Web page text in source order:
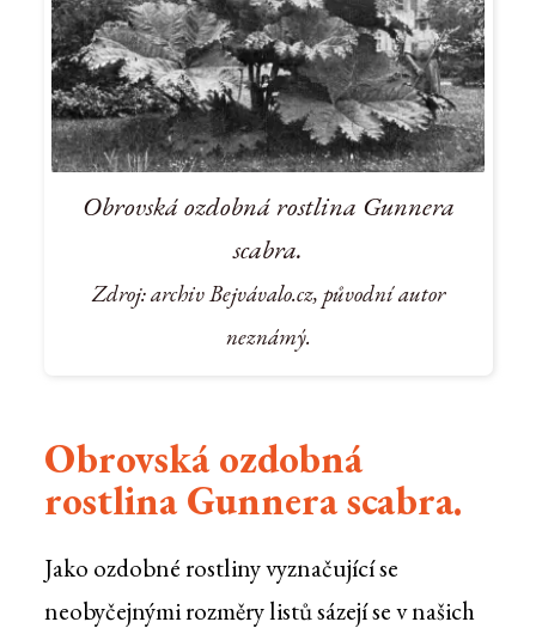
Obrovská ozdobná rostlina Gunnera
scabra.
Zdroj: archiv Bejvávalo.cz, původní autor
neznámý.
Obrovská ozdobná
rostlina Gunnera scabra.
Jako ozdobné rostliny vyznačující se
neobyčejnými rozměry listů sázejí se v našich